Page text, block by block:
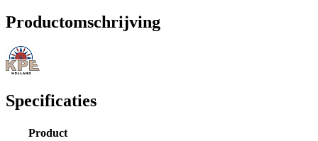
Productomschrijving
Specificaties
Product